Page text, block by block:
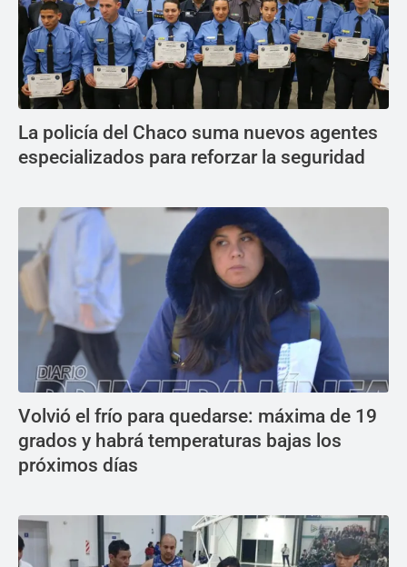
La policía del Chaco suma nuevos agentes
especializados para reforzar la seguridad
Volvió el frío para quedarse: máxima de 19
grados y habrá temperaturas bajas los
próximos días